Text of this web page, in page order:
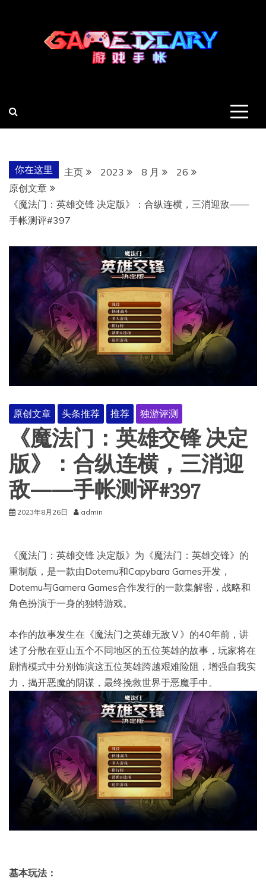
你在这里 主页 2023 8 月
26
原创文章
《魔法门：英雄交锋 决定版》：合纵连横，三消迎敌——
手帐测评#397
原创文章 头条推荐 推荐 独游评测
《魔法门：英雄交锋 决定
版》：合纵连横，三消迎
敌——手帐测评#397
2023年8月26日 admin
《魔法门：英雄交锋 决定版》为《魔法门：英雄交锋》的
重制版，是一款由Dotemu和Capybara Games开发，
Dotemu与Gamera Games合作发行的一款集解密，战略和
角色扮演于一身的独特游戏。
本作的故事发生在《魔法门之英雄无敌Ⅴ》的40年前，讲
述了分散在亚山五个不同地区的五位英雄的故事，玩家将在
剧情模式中分别饰演这五位英雄跨越艰难险阻，增强自我实
力，揭开恶魔的阴谋，最终挽救世界于恶魔手中。
基本玩法：